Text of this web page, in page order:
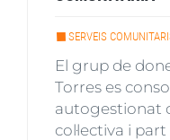
SERVEIS
El grup de
Torres es
autogestionat
col·lectiva i part